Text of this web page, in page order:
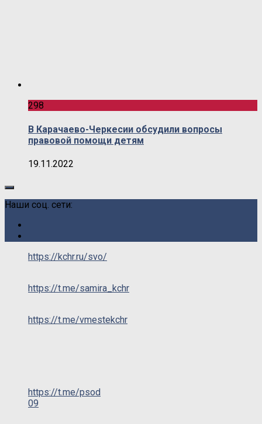
298
В Карачаево-Черкесии обсудили вопросы
правовой помощи детям
19.11.2022
Наши соц. сети:
https://kchr.ru/svo/
https://t.me/samira_kchr
https://t.me/vmestekchr
https://t.me/psod
09